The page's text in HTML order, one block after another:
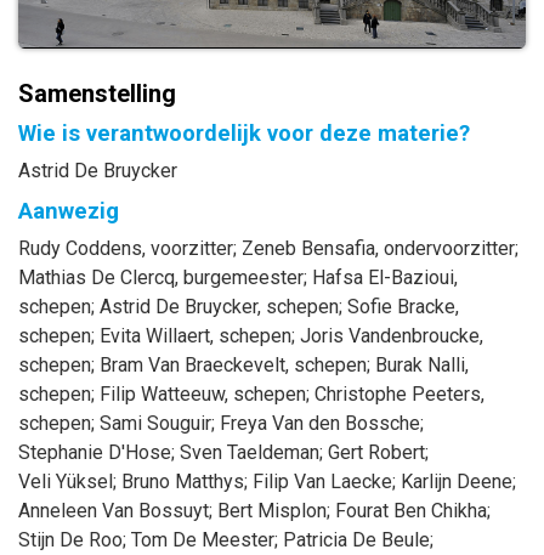
Samenstelling
Wie is verantwoordelijk voor deze materie?
Astrid De Bruycker
Aanwezig
Rudy Coddens, voorzitter; Zeneb Bensafia, ondervoorzitter;
Mathias De Clercq, burgemeester; Hafsa El-Bazioui,
schepen; Astrid De Bruycker, schepen; Sofie Bracke,
schepen; Evita Willaert, schepen; Joris Vandenbroucke,
schepen; Bram Van Braeckevelt, schepen; Burak Nalli,
schepen; Filip Watteeuw, schepen; Christophe Peeters,
schepen; Sami Souguir; Freya Van den Bossche;
Stephanie D'Hose; Sven Taeldeman; Gert Robert;
Veli Yüksel; Bruno Matthys; Filip Van Laecke; Karlijn Deene;
Anneleen Van Bossuyt; Bert Misplon; Fourat Ben Chikha;
Stijn De Roo; Tom De Meester; Patricia De Beule;